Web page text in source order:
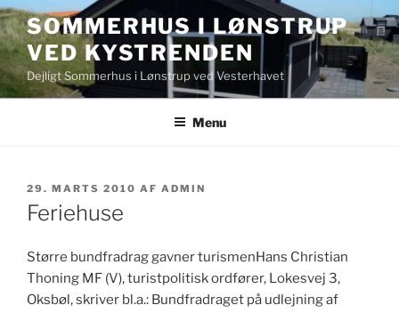
Videre
til
indhold
SOMMERHUS I LØNSTRUP
VED KYSTRENDEN
Dejligt Sommerhus i Lønstrup ved Vesterhavet
Menu
UDGIVET
DEN
29. MARTS 2010 AF ADMIN
Feriehuse
Større bundfradrag gavner turismenHans Christian
Thoning MF (V), turistpolitisk ordfører, Lokesvej 3,
Oksbøl, skriver bl.a.: Bundfradraget på udlejning af